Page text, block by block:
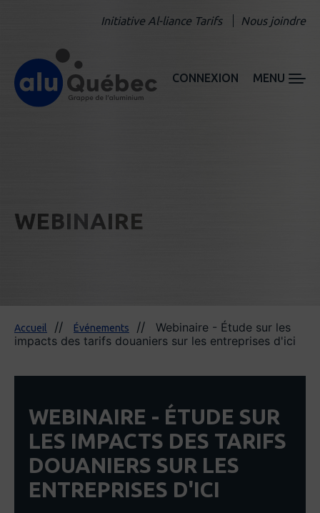
Initiative Al-liance Tarifs Nous joindre
CONNEXION MENU
WEBINAIRE
Accueil Événements
Webinaire - Étude sur les
impacts des tarifs douaniers sur les entreprises d'ici
WEBINAIRE - ÉTUDE SUR
LES IMPACTS DES TARIFS
DOUANIERS SUR LES
ENTREPRISES D'ICI